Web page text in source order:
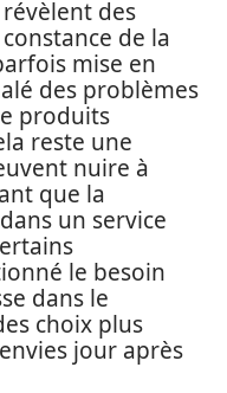
des
de la
mise en
des problèmes
produits
reste une
nuire à
que la
un service
le besoin
dans le
choix plus
jour après